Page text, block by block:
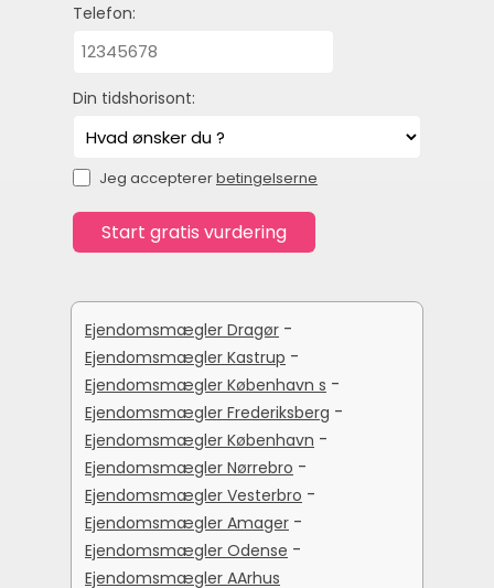
Telefon:
Din tidshorisont:
Jeg acceptererbetingelserne
Ejendomsmægler Dragør -
Ejendomsmægler Kastrup -
Ejendomsmægler København s -
Ejendomsmægler Frederiksberg -
Ejendomsmægler København -
Ejendomsmægler Nørrebro -
Ejendomsmægler Vesterbro -
Ejendomsmægler Amager -
Ejendomsmægler Odense -
Ejendomsmægler AArhus